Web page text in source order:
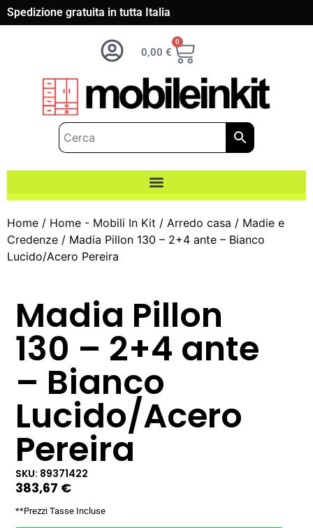
Spedizione gratuita in tutta Italia
0,00 €
0
Home / Home - Mobili In Kit / Arredo casa / Madie e
Credenze / Madia Pillon 130 – 2+4 ante – Bianco
Lucido/Acero Pereira
Madia Pillon
130 – 2+4 ante
– Bianco
Lucido/Acero
Pereira
SKU: 89371422
383,67 €
**Prezzi Tasse Incluse